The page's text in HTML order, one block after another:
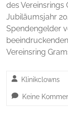
des Vereinsrings
Jubiläumsjahr
Spendengelder
Vereinsring
Klinikclowns
Keine